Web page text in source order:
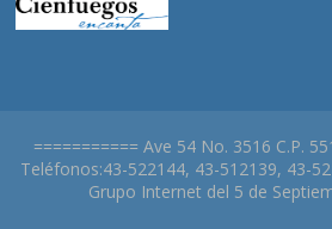
=========== Ave 54 No. 3516 C.P.
Teléfonos:43-522144, 43-512139, 43-
Grupo Internet del 5 de